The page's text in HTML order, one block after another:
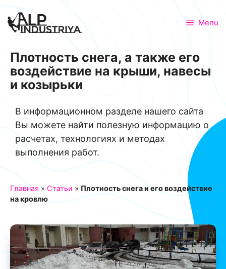
Menu
Плотность снега, а также его
воздействие на крыши, навесы
и козырьки
В информационном разделе нашего сайта
Вы можете найти полезную информацию о
расчетах, технологиях и методах
выполнения работ.
Главная » Статьи » Плотность снега и его воздействие
на кровлю